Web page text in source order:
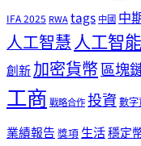
IFA 2025 RWAtags 中國 中
人工智慧人工智能
創新加密貨幣區塊
工商 戰略合作投資數字
業績報告 獎項生活穩定